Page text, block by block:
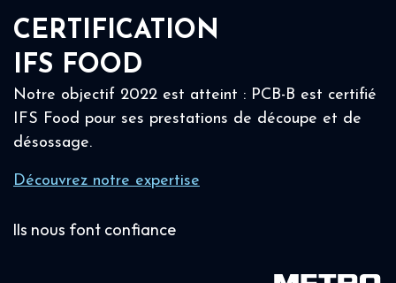
CERTIFICATION
IFS FOOD
Notre objectif 2022 est atteint : PCB-B est certifié
IFS Food pour ses prestations de découpe et de
désossage.
Découvrez notre expertise
Ils nous font confiance